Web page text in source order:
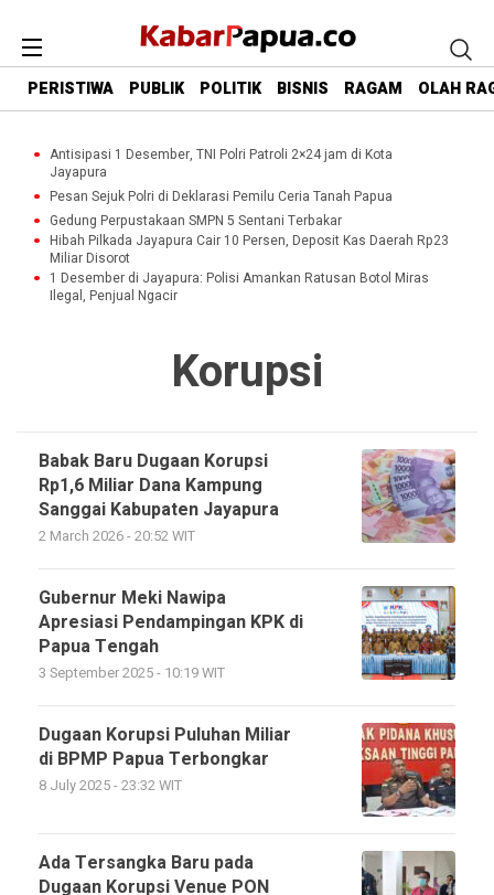
PERISTIWA PUBLIK POLITIK BISNIS RAGAM OLAH
Antisipasi 1 Desember, TNI Polri Patroli 2×24 jam di Kota
Jayapura
Pesan Sejuk Polri di Deklarasi Pemilu Ceria Tanah Papua
Gedung Perpustakaan SMPN 5 Sentani Terbakar
Hibah Pilkada Jayapura Cair 10 Persen, Deposit Kas Daerah Rp23
Miliar Disorot
1 Desember di Jayapura: Polisi Amankan Ratusan Botol Miras
Ilegal, Penjual Ngacir
Korupsi
Babak Baru Dugaan Korupsi
Rp1,6 Miliar Dana Kampung
Sanggai Kabupaten Jayapura
2 March 2026 - 20:52 WIT
Gubernur Meki Nawipa
Apresiasi Pendampingan KPK di
Papua Tengah
3 September 2025 - 10:19 WIT
Dugaan Korupsi Puluhan Miliar
di BPMP Papua Terbongkar
8 July 2025 - 23:32 WIT
Ada Tersangka Baru pada
Dugaan Korupsi Venue PON